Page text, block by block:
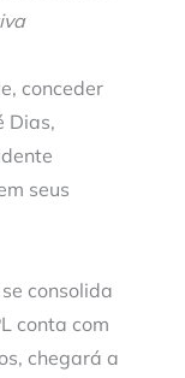
conceder
Dias,
seus
consolida
conta com
chegará a